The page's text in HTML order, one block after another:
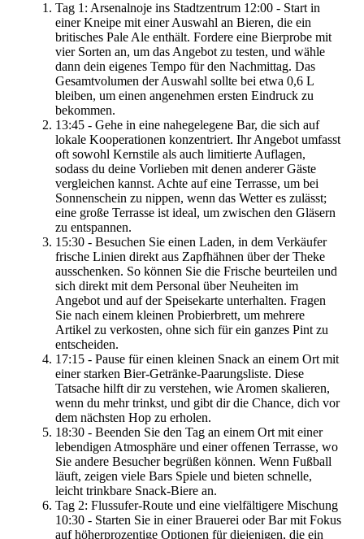
Tag 1: Arsenalnoje ins Stadtzentrum 12:00 - Start in
einer Kneipe mit einer Auswahl an Bieren, die ein
britisches Pale Ale enthält. Fordere eine Bierprobe mit
vier Sorten an, um das Angebot zu testen, und wähle
dann dein eigenes Tempo für den Nachmittag. Das
Gesamtvolumen der Auswahl sollte bei etwa 0,6 L
bleiben, um einen angenehmen ersten Eindruck zu
bekommen.
13:45 - Gehe in eine nahegelegene Bar, die sich auf
lokale Kooperationen konzentriert. Ihr Angebot umfasst
oft sowohl Kernstile als auch limitierte Auflagen,
sodass du deine Vorlieben mit denen anderer Gäste
vergleichen kannst. Achte auf eine Terrasse, um bei
Sonnenschein zu nippen, wenn das Wetter es zulässt;
eine große Terrasse ist ideal, um zwischen den Gläsern
zu entspannen.
15:30 - Besuchen Sie einen Laden, in dem Verkäufer
frische Linien direkt aus Zapfhähnen über der Theke
ausschenken. So können Sie die Frische beurteilen und
sich direkt mit dem Personal über Neuheiten im
Angebot und auf der Speisekarte unterhalten. Fragen
Sie nach einem kleinen Probierbrett, um mehrere
Artikel zu verkosten, ohne sich für ein ganzes Pint zu
entscheiden.
17:15 - Pause für einen kleinen Snack an einem Ort mit
einer starken Bier-Getränke-Paarungsliste. Diese
Tatsache hilft dir zu verstehen, wie Aromen skalieren,
wenn du mehr trinkst, und gibt dir die Chance, dich vor
dem nächsten Hop zu erholen.
18:30 - Beenden Sie den Tag an einem Ort mit einer
lebendigen Atmosphäre und einer offenen Terrasse, wo
Sie andere Besucher begrüßen können. Wenn Fußball
läuft, zeigen viele Bars Spiele und bieten schnelle,
leicht trinkbare Snack-Biere an.
Tag 2: Flussufer-Route und eine vielfältigere Mischung
10:30 - Starten Sie in einer Brauerei oder Bar mit Fokus
auf höherprozentige Optionen für diejenigen, die ein